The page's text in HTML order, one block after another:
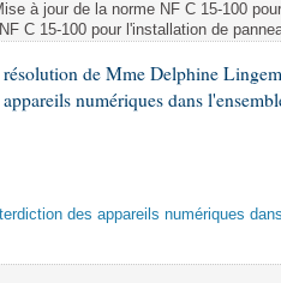
à jour de la norme NF C 15-100
C 15-100 pour l'installation de
de Mme Delphine
numériques dans
des appareils numériques